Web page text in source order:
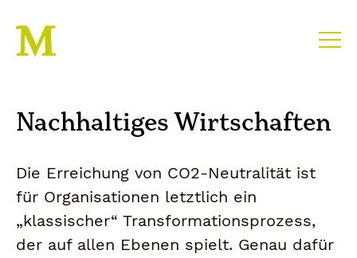
Nachhaltiges Wirtschaften
Die Erreichung von CO2-Neutralität ist
für Organisationen letztlich ein
„klassischer“ Transformationsprozess,
der auf allen Ebenen spielt. Genau dafür